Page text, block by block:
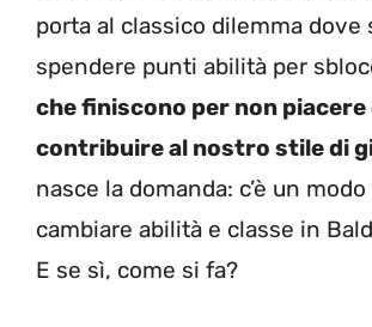
porta al classico dilemma dove
spendere punti abilità per
che finiscono per non piacere
contribuire al nostro stile di
nasce la domanda: c’è un
cambiare abilità e classe in
E se sì, come si fa?